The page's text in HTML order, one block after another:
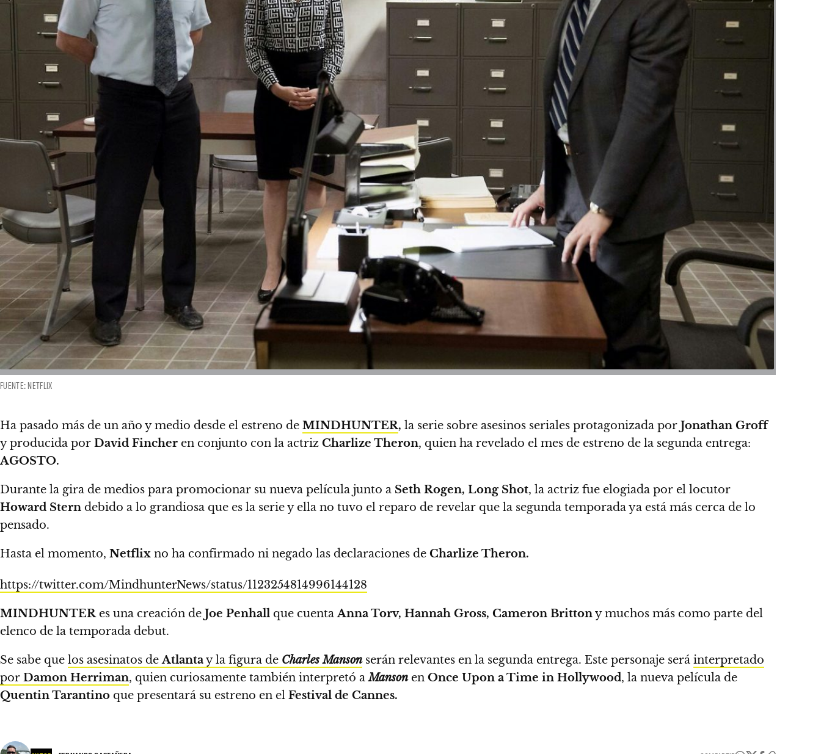
FUENTE: NETFLIX
Ha pasado más de un año y medio desde el estreno de MINDHUNTER, la serie sobre asesinos seriales protagonizada por Jonathan Groff
y producida por David Fincher en conjunto con la actriz Charlize Theron, quien ha revelado el mes de estreno de la segunda entrega:
AGOSTO.
Durante la gira de medios para promocionar su nueva película junto a Seth Rogen, Long Shot, la actriz fue elogiada por el locutor
Howard Stern debido a lo grandiosa que es la seriey ella no tuvo el reparo de revelar que la segunda temporada ya está más cerca de lo
pensado.
Hasta el momento, Netflix no ha confirmado ni negado las declaraciones de Charlize Theron.
https://twitter.com/MindhunterNews/status/1123254814996144128
MINDHUNTERes una creación de Joe Penhall que cuentaAnna Torv, Hannah Gross, Cameron Brittony muchos más como parte del
elenco de la temporada debut.
Se sabe que los asesinatos deAtlantay la figura de Charles Mansonserán relevantes en la segunda entrega. Este personaje será interpretado
por Damon Herriman, quien curiosamente también interpretó aMansonen Once Upon a Time in Hollywood, la nueva película de
Quentin Tarantino que presentará su estreno en el Festival de Cannes.